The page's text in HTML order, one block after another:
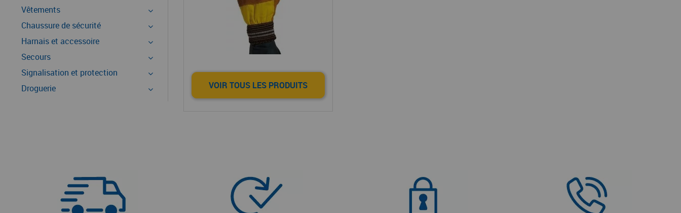
Vêtements
Chaussure de sécurité
Harnais et accessoire
Secours
Signalisation et protection
Droguerie
VOIR TOUS LES PRODUITS